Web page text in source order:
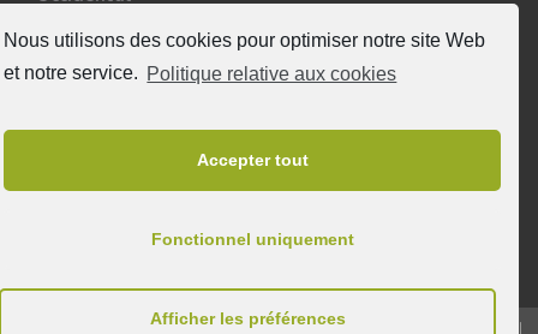
Nous utilisons des cookies pour optimiser notre site Web
et notre service. Politique relative aux cookies
Accepter tout
Fonctionnel uniquement
Afficher les préférences
08227 - Terrassa
Tel. 93 727 35 34
© 2025 & Tous droits réservés au Consell Comarcal del Vallès Occidental |